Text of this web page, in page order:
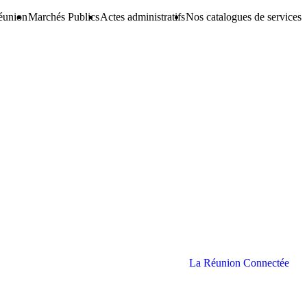
Marchés PublicsActes administratifsNos catalogues de services
La Réunion Connectée